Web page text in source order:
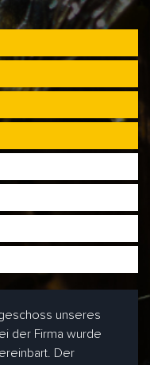
unseres
der Firma wurde
Der